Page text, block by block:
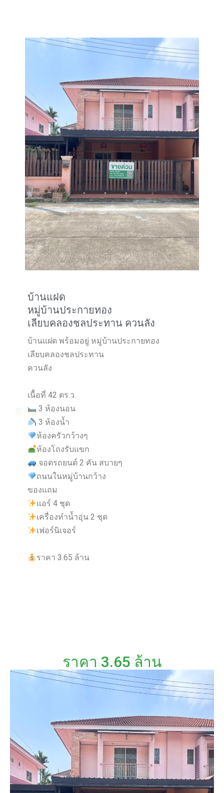
บ้านแฝด
หมู่บ้านประกายทอง
เลียบคลองชลประทาน ควนลัง
บ้านแฝด พร้อมอยู่ หมู่บ้านประกายทอง
เลียบคลองชลประทาน
ควนลัง
เนื้อที่ 42 ตร.ว.
3 ห้องนอน
3 ห้องน้ำ
ห้องครัวกว้างๆ
ห้องโถงรับแขก
จอดรถยนต์ 2 คัน สบายๆ
ถนนในหมู่บ้านกว้าง
ของแถม
แอร์ 4 ชุด
เครื่องทำน้ำอุ่น 2 ชุด
เฟอร์นิเจอร์
ราคา 3.65 ล้าน
ราคา 3.65 ล้าน